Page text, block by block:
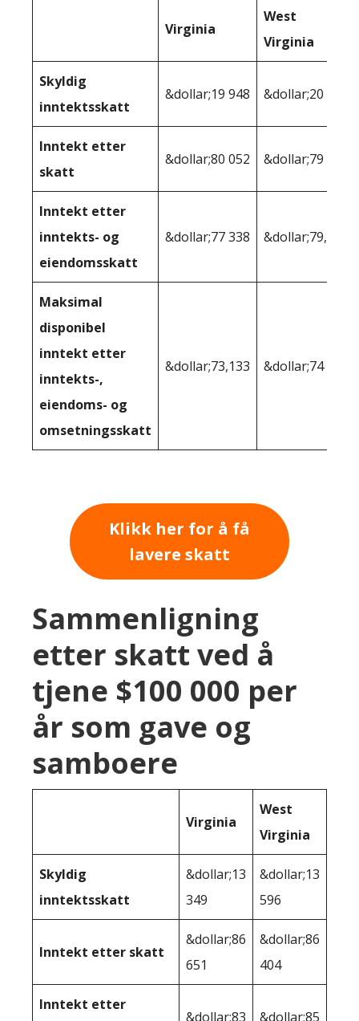
Virginia
West
Virginia
Skyldig
inntektsskatt
&dollar;19 948 &dollar;20 013
Inntekt etter
skatt
&dollar;80 052 &dollar;79 987
Inntekt etter
inntekts- og
eiendomsskatt
&dollar;77 338 &dollar;79,255
Maksimal
disponibel
inntekt etter
inntekts-,
eiendoms- og
omsetningsskatt
&dollar;73,133 &dollar;74 404
Klikk her for å få
lavere skatt
Sammenligning
etter skatt ved å
tjene $100 000 per
år som gave og
samboere
Virginia
West
Virginia
Skyldig
inntektsskatt
&dollar;13
349
&dollar;13
596
Inntekt etter skatt
&dollar;86
651
&dollar;86
404
Inntekt etter
&dollar;83
&dollar;85